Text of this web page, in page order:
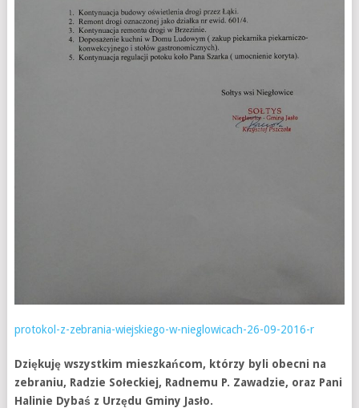
protokol-z-zebrania-wiejskiego-w-nieglowicach-26-09-2016-r
Dziękuję wszystkim mieszkańcom, którzy byli obecni na
zebraniu, Radzie Sołeckiej, Radnemu P. Zawadzie, oraz Pani
Halinie Dybaś z Urzędu Gminy Jasło.